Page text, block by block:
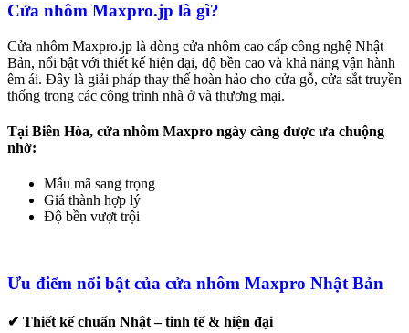
Cửa nhôm Maxpro.jp là gì?
Cửa nhôm Maxpro.jp là dòng cửa nhôm cao cấp công nghệ Nhật
Bản, nổi bật với thiết kế hiện đại, độ bền cao và khả năng vận hành
êm ái. Đây là giải pháp thay thế hoàn hảo cho cửa gỗ, cửa sắt truyền
thống trong các công trình nhà ở và thương mại.
Tại Biên Hòa, cửa nhôm Maxpro ngày càng được ưa chuộng
nhờ:
Mẫu mã sang trọng
Giá thành hợp lý
Độ bền vượt trội
Ưu điểm nổi bật của cửa nhôm Maxpro Nhật Bản
✔ Thiết kế chuẩn Nhật – tinh tế & hiện đại